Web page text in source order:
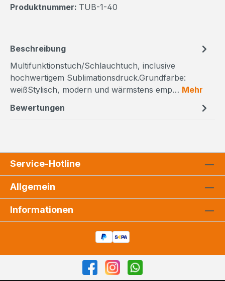
Produktnummer: TUB-1-40
Beschreibung
Multifunktionstuch/Schlauchtuch, inclusive
hochwertigem Sublimationsdruck.Grundfarbe:
weißStylisch, modern und wärmstens emp… Mehr
Bewertungen
Service-Hotline
Allgemein
Informationen